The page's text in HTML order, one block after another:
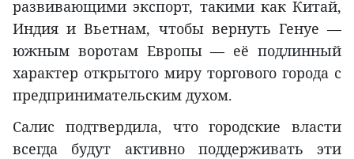
развивающими экспорт, такими как Китай,
Индия и Вьетнам, чтобы вернуть Генуе —
южным воротам Европы — её подлинный
характер открытого миру торгового города с
предпринимательским духом.
Салис подтвердила, что городские власти
всегда будут активно поддерживать эти